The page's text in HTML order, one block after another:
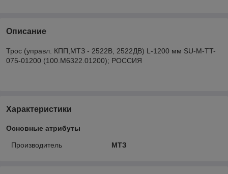
Описание
Трос (управл. КПП,МТЗ - 2522В, 2522ДВ) L-1200 мм SU-M-TT-
075-01200 (100.М6322.01200); РОССИЯ
Характеристики
Основные атрибуты
Производитель МТЗ